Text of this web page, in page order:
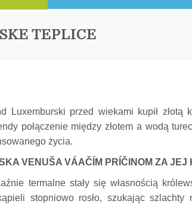
TEPLICE
Luxemburski przed wiekami kupił
połączenie między złotem a wodą
życia.
VENUŠA VÁAČÍM PRÍČINOM ZA JEJ
termalne stały się własnością
stopniowo rosło, szukając